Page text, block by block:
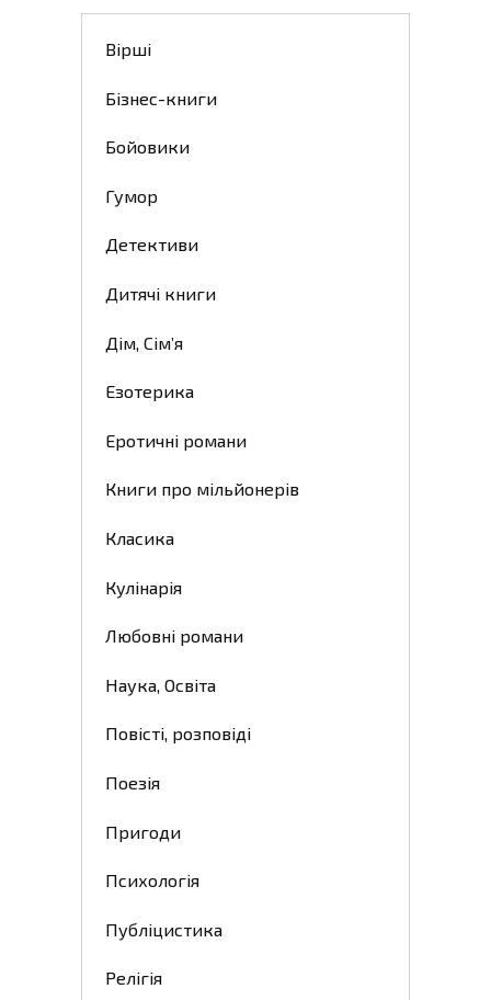
Вірші
Бізнес-книги
Бойовики
Гумор
Детективи
Дитячі книги
Дім, Сім’я
Езотерика
Еротичні романи
Книги про мільйонерів
Класика
Кулінарія
Любовні романи
Наука, Освіта
Повісті, розповіді
Поезія
Пригоди
Психологія
Публіцистика
Релігія